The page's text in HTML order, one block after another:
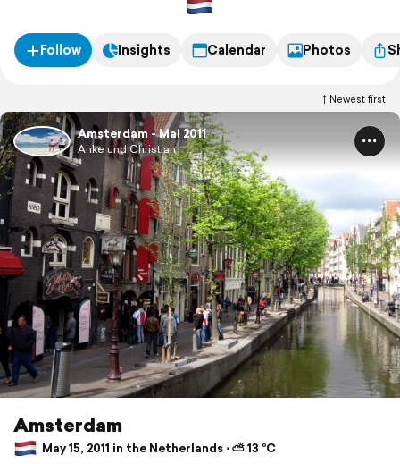
Follow Insights Calendar Photos
Newest first
Amsterdam - Mai 2011
Anke und Christian
Amsterdam
May 15, 2011 in the Netherlands ⋅ ⛅ 13 °C